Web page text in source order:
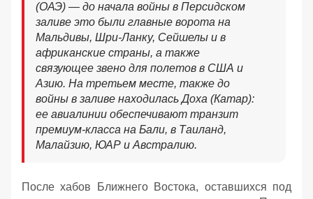
(ОАЭ) — до начала войны в Персидском
заливе это были главные ворота на
Мальдивы, Шри-Ланку, Сейшелы и в
африканские страны, а также
связующее звено для полетов в США и
Азию. На третьем месте, также до
войны в заливе находилась Доха (Катар):
ее авиалинии обеспечивают транзит
премиум-класса на Бали, в Таиланд,
Малайзию, ЮАР и Австралию.
После хабов Ближнего Востока, оставшихся под